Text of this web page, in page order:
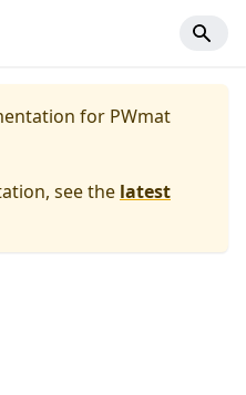
for PWmat
see the latest